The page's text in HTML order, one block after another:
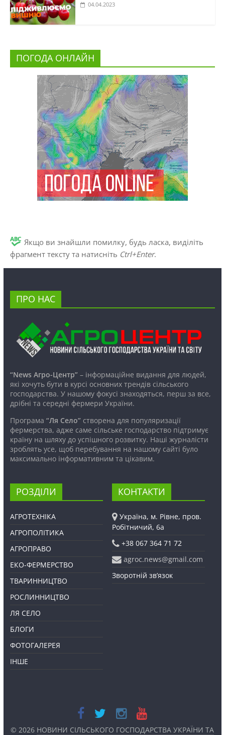
04.04.2023
ПОГОДА ОНЛАЙН
Якщо ви знайшли помилку, будь ласка, виділіть
фрагмент тексту та натисніть Ctrl+Enter.
ПРО НАС
“News Агро-Центр”– інформаційне видання для людей,
які хочуть бути в курсі основних трендів сільського
господарства. У нашому фокусі знаходяться, перш за все,
дрібні та середні фермери України.
Програма “Ля Село”створена для популяризації
фермерства, адже саме сільське господарство підтримує
країну на шляху до успішного розвитку. Наші журналісти
зроблять усе, щоб перебування на нашому сайті було
максимально інформативним та цікавим.
РОЗДІЛИ
АГРОТЕХНІКА
АГРОПОЛІТИКА
АГРОПРАВО
ЕКО-ФЕРМЕРСТВО
ТВАРИННИЦТВО
РОСЛИННИЦТВО
ЛЯ СЕЛО
БЛОГИ
ФОТОГАЛЕРЕЯ
ІНШЕ
КОНТАКТИ
Україна, м. Рівне, пров.
Робітничий, 6а
+38 067 364 71 72
agroc.news@gmail.com
Зворотній зв’язок
© 2026 НОВИНИ СІЛЬСЬКОГО ГОСПОДАРСТВА УКРАЇНИ ТА